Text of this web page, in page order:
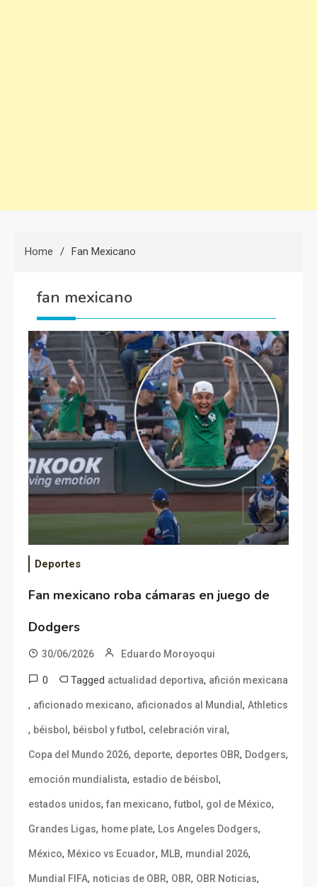
Home Fan Mexicano
fan mexicano
Deportes
Fan mexicano roba cámaras en juego de
Dodgers
30/06/2026 Eduardo Moroyoqui
0 Tagged actualidad deportiva, afición mexicana
, aficionado mexicano, aficionados al Mundial , Athletics
, béisbol , béisbol y futbol , celebración viral ,
Copa del Mundo 2026, deporte, deportes OBR, Dodgers,
emoción mundialista, estadio de béisbol ,
estados unidos, fan mexicano, futbol , gol de México,
Grandes Ligas, home plate, Los Angeles Dodgers,
México, México vs Ecuador, MLB, mundial 2026,
Mundial FIFA, noticias de OBR, OBR, OBR Noticias,